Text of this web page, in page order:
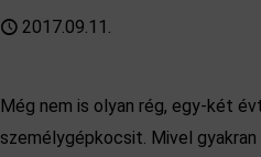
2017.09.11.
Még nem is olyan rég, egy-két
személygépkocsit. Mivel